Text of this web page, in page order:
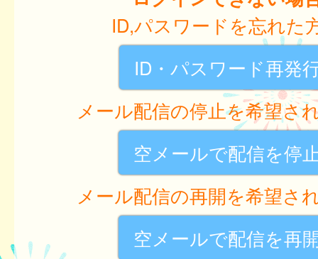
ID,パスワードを忘れた
ID・パスワード再発
メール配信の停止を希望さ
空メールで配信を停
メール配信の再開を希望さ
空メールで配信を再